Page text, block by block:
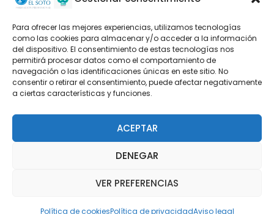
Para ofrecer las mejores experiencias, utilizamos tecnologías
como las cookies para almacenar y/o acceder a la información
del dispositivo. El consentimiento de estas tecnologías nos
permitirá procesar datos como el comportamiento de
navegación o las identificaciones únicas en este sitio. No
consentir o retirar el consentimiento, puede afectar negativamente
a ciertas características y funciones.
ACEPTAR
DENEGAR
VER PREFERENCIAS
Política de cookiesPolítica de privacidadAviso legal
Plataforma 2.0
Acceso Cursos UNIR
Teléfono: (+34) 958 455 085
Teléfono: (+34) 618 370 813